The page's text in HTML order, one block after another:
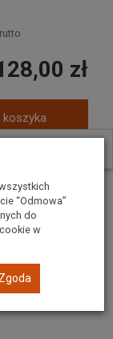
zł
koszyka
“Odmowa”
do
w
Zgoda